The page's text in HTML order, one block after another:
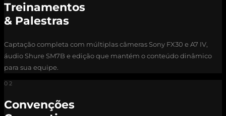
Treinamentos
& Palestras
Captação completa com múltiplas câmeras Sony FX30 e A7 IV,
áudio Shure SM7B e edição que mantém o conteúdo dinâmico
para sua equipe.
02
Convenções